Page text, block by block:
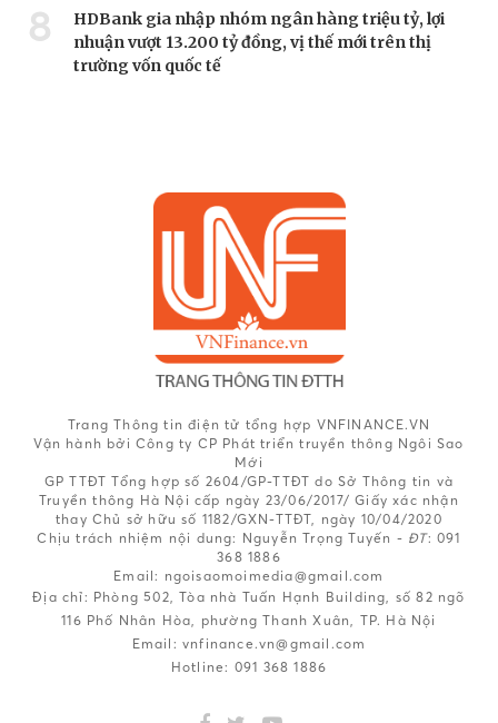
8
HDBank gia nhập nhóm ngân hàng triệu tỷ, lợi
nhuận vượt 13.200 tỷ đồng, vị thế mới trên thị
trường vốn quốc tế
Trang Thông tin điện tử tổng hợp VNFINANCE.VN
Vận hành bởi Công ty CP Phát triển truyền thông Ngôi Sao
Mới
GP TTĐT Tổng hợp số 2604/GP-TTĐT do Sở Thông tin và
Truyền thông Hà Nội cấp ngày 23/06/2017/ Giấy xác nhận
thay Chủ sở hữu số 1182/GXN-TTĐT, ngày 10/04/2020
Chịu trách nhiệm nội dung: Nguyễn Trọng Tuyến - ĐT: 091
368 1886
Email: ngoisaomoimedia@gmail.com
Địa chỉ: Phòng 502, Tòa nhà Tuấn Hạnh Building, số 82 ngõ
116 Phố Nhân Hòa, phường Thanh Xuân, TP. Hà Nội
Email: vnfinance.vn@gmail.com
Hotline: 091 368 1886